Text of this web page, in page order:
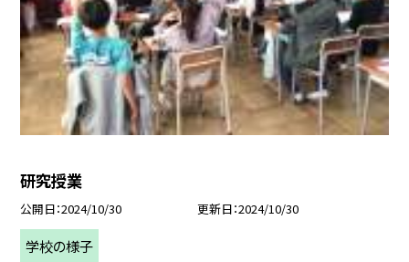
研究授業
公開日 2024/10/30 更新日 2024/10/30
学校の様子